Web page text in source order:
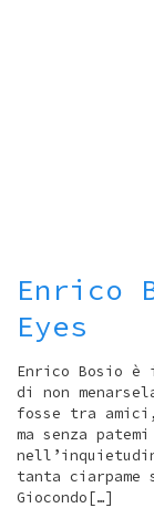
Enrico
Eyes
Enrico Bosio
di non
fosse tra
ma senza
tanta ciarpame
Giocondo[…]